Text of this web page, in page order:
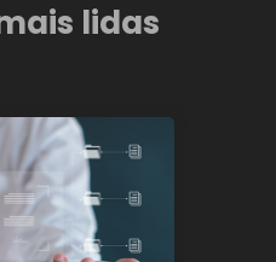
lidas